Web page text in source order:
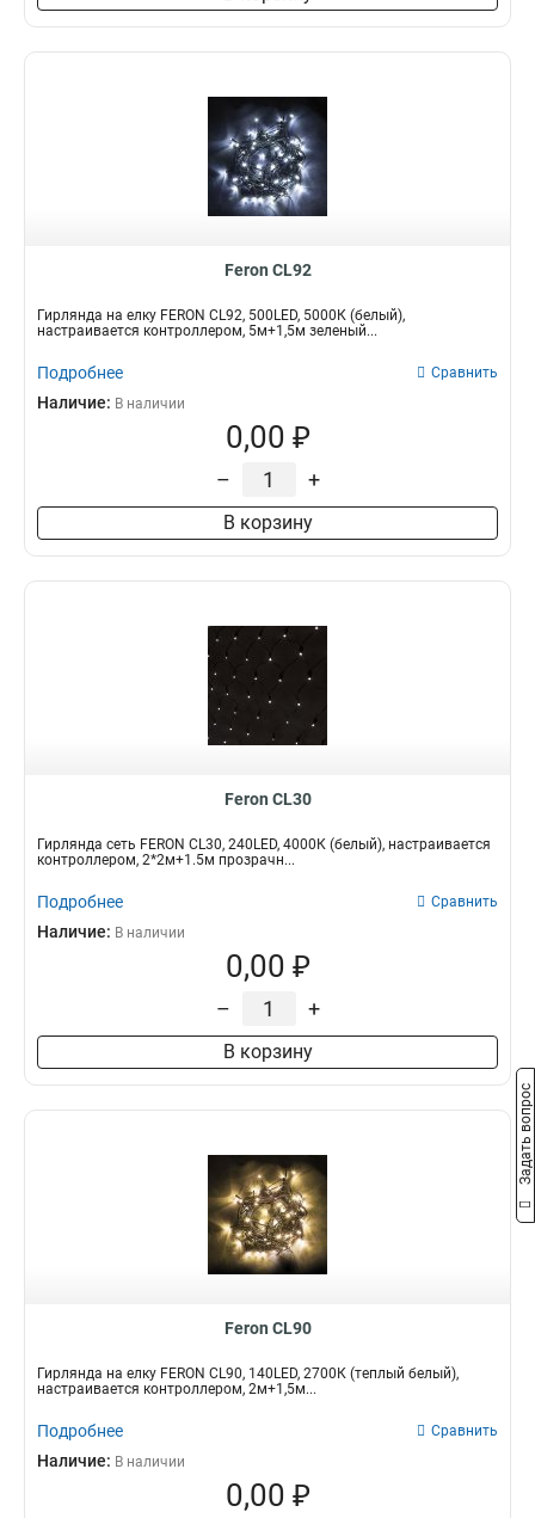
Feron CL92
Гирлянда на елку FERON CL92, 500LED, 5000К (белый),
настраивается контроллером, 5м+1,5м зеленый...
Подробнее Сравнить
Наличие: В наличии
0,00 ₽
– +
В корзину
Feron CL30
Гирлянда сеть FERON CL30, 240LED, 4000К (белый), настраивается
контроллером, 2*2м+1.5м прозрачн...
Подробнее Сравнить
Наличие: В наличии
0,00 ₽
– +
В корзину
Feron CL90
Гирлянда на елку FERON CL90, 140LED, 2700К (теплый белый),
настраивается контроллером, 2м+1,5м...
Подробнее Сравнить
Наличие: В наличии
0,00 ₽
Задать вопрос